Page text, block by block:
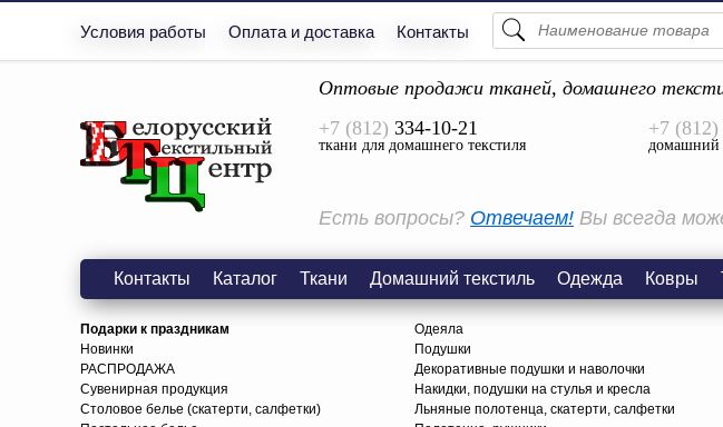
Условия работы Оплата и доставка Контакты
Оптовые продажи тканей, домашнего
+7 (812) 334-10-21
ткани для домашнего текстиля
+7 (812)
домашний
Есть вопросы? Отвечаем! Вы всегда
Контакты Каталог Ткани Домашний текстиль Одежда Ковры
Подарки к праздникам
Новинки
РАСПРОДАЖА
Сувенирная продукция
Столовое белье (скатерти, салфетки)
Одеяла
Подушки
Декоративные подушки и наволочки
Накидки, подушки на стулья и кресла
Льняные полотенца, скатерти, салфетки